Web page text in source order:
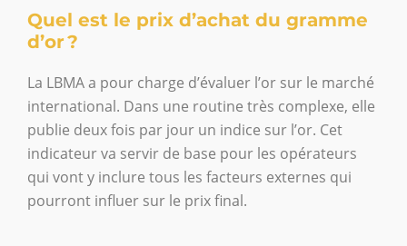
Quel est le prix d’achat du gramme
d’or ?
La LBMA a pour charge d’évaluer l’or sur le marché
international. Dans une routine très complexe, elle
publie deux fois par jour un indice sur l’or. Cet
indicateur va servir de base pour les opérateurs
qui vont y inclure tous les facteurs externes qui
pourront influer sur le prix final.